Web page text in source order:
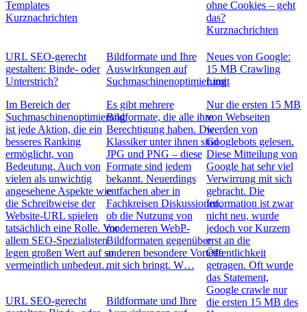
Templates
Kurznachrichten
ohne Cookies – geht
das?
Kurznachrichten
URL SEO-gerecht
gestalten: Binde- oder
Unterstrich?
Im Bereich der
Suchmaschinenoptimierung
ist jede Aktion, die ein
besseres Ranking
ermöglicht, von
Bedeutung. Auch von
vielen als unwichtig
angesehene Aspekte wie
die Schreibweise der
Website-URL spielen
tatsächlich eine Rolle. Vor
allem SEO-Spezialisten
legen großen Wert auf so
vermeintlich unbedeut…
URL SEO-gerecht
Bildformate und Ihre
Auswirkungen auf
Suchmaschinenoptimierung
Es gibt mehrere
Bildformate, die alle ihre
Berechtigung haben. Die
Klassiker unter ihnen sind
JPG und PNG – diese
Formate sind jedem
bekannt. Neuerdings
entfachen aber in
Fachkreisen Diskussionen,
ob die Nutzung von
moderneren WebP-
Bildformaten gegenüber
anderen besondere Vorteile
mit sich bringt. W…
Bildformate und Ihre
Neues von Google:
15 MB Crawling
Limit
Nur die ersten 15 MB
von Webseiten
werden von
Googlebots gelesen.
Diese Mitteilung von
Google hat sehr viel
Verwirrung mit sich
gebracht. Die
Information ist zwar
nicht neu, wurde
jedoch vor Kurzem
erst an die
Öffentlichkeit
getragen. Oft wurde
das Statement,
Google crawle nur
die ersten 15 MB des